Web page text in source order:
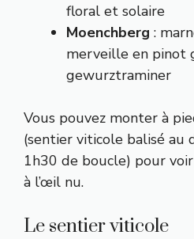
floral et solaire
Moenchberg :
merveille en pinot
gewurztraminer
Vous pouvez monter à
(sentier viticole balisé au
1h30 de boucle) pour
à l’œil nu.
Le sentier viticole